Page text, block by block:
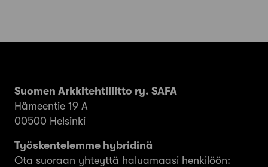
Suomen Arkkitehtiliitto ry. SAFA
Hämeentie 19 A
00500 Helsinki
Työskentelemme hybridinä
Ota suoraan yhteyttä haluamaasi henkilöön: